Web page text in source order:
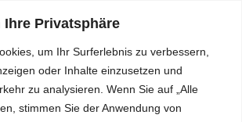
Ihre Privatsphäre
um Ihr Surferlebnis zu verbessern,
oder Inhalte einzusetzen und
zu analysieren. Wenn Sie auf „Alle
stimmen Sie der Anwendung von
RDKS.EXPERT
TIPPS RUND UM DAS THEMA RDKS UND